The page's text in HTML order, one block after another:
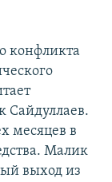
конфликта
Сайдуллаев.
месяцев в
Малик
выход из